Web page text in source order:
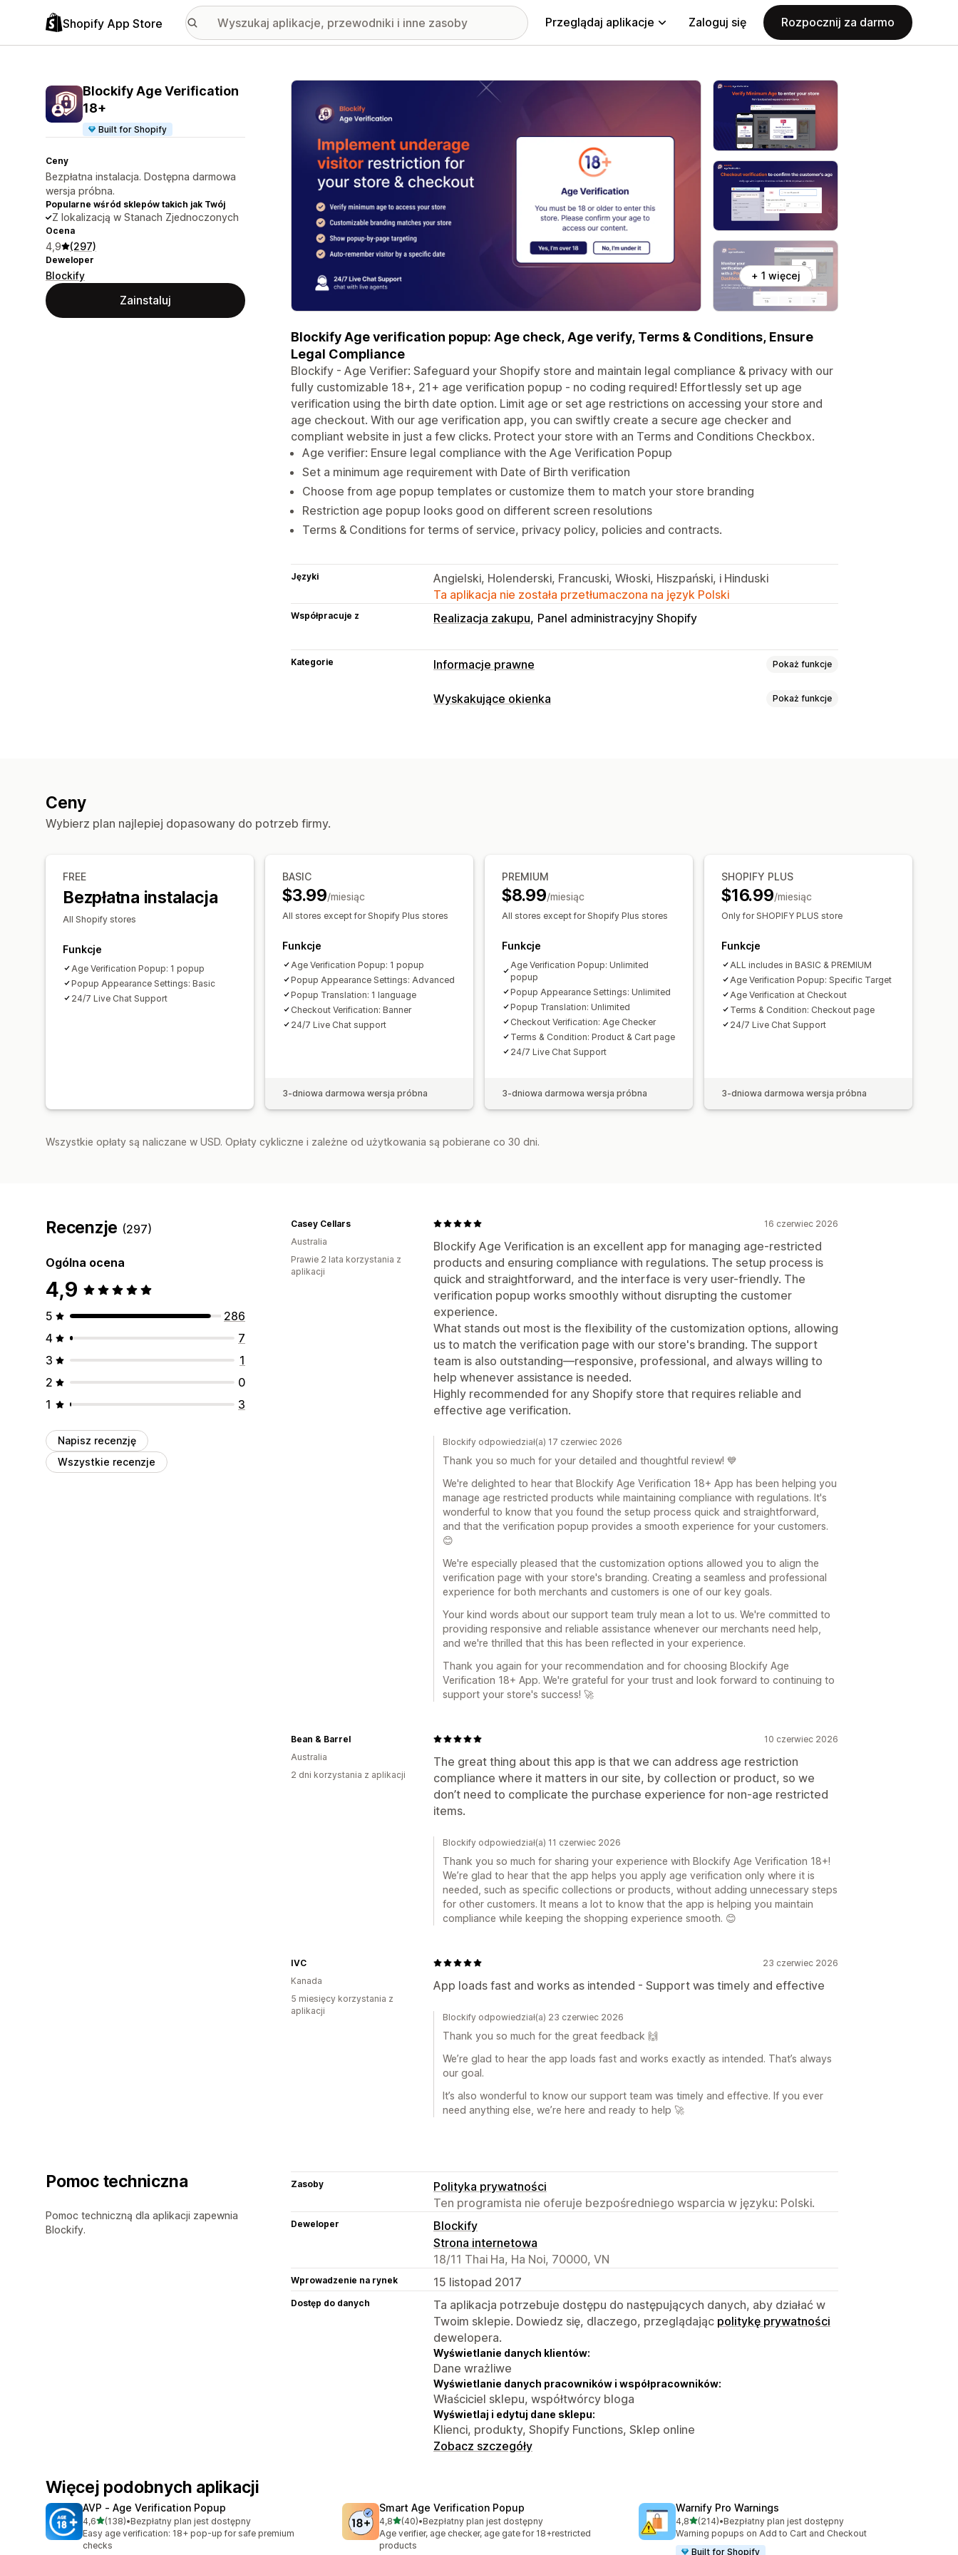
Shopify App Store Przeglądaj aplikacje Zaloguj się Rozpocznij za darmo
Blockify Age Verification
18+
Built for Shopify
Ceny
Bezpłatna instalacja. Dostępna darmowa
wersja próbna.
Popularne wśród sklepów takich jak Twój
Z lokalizacją w Stanach Zjednoczonych
Ocena
4,9 (297)
Deweloper
Blockify
Zainstaluj
Wyróżnione obrazy w galerii
+ 1 więcej
Blockify Age verification popup: Age check, Age verify, Terms & Conditions, Ensure
Legal Compliance
Blockify - Age Verifier: Safeguard your Shopify store and maintain legal compliance & privacy with our
fully customizable 18+, 21+ age verification popup - no coding required! Effortlessly set up age
verification using the birth date option. Limit age or set age restrictions on accessing your store and
age checkout. With our age verification app, you can swiftly create a secure age checker and
compliant website in just a few clicks. Protect your store with an Terms and Conditions Checkbox.
Age verifier: Ensure legal compliance with the Age Verification Popup
Set a minimum age requirement with Date of Birth verification
Choose from age popup templates or customize them to match your store branding
Restriction age popup looks good on different screen resolutions
Terms & Conditions for terms of service, privacy policy, policies and contracts.
Języki
Angielski, Holenderski, Francuski, Włoski, Hiszpański, i Hinduski
Ta aplikacja nie została przetłumaczona na język Polski
Współpracuje z Realizacja zakupu Panel administracyjny Shopify
Kategorie Informacje prawne Pokaż funkcje
Zgodność
Wyskakujące okienka Pokaż funkcje
Ceny
Wybierz plan najlepiej dopasowany do potrzeb firmy.
FREE
Bezpłatna instalacja
All Shopify stores
Funkcje
Age Verification Popup: 1 popup
Popup Appearance Settings: Basic
24/7 Live Chat Support
BASIC
$3.99/miesiąc
All stores except for Shopify Plus stores
Funkcje
Age Verification Popup: 1 popup
Popup Appearance Settings: Advanced
Popup Translation: 1 language
Checkout Verification: Banner
24/7 Live Chat support
3-dniowa darmowa wersja próbna
PREMIUM
$8.99/miesiąc
All stores except for Shopify Plus stores
Funkcje
Age Verification Popup: Unlimited
popup
Popup Appearance Settings: Unlimited
Popup Translation: Unlimited
Checkout Verification: Age Checker
Terms & Condition: Product & Cart page
24/7 Live Chat Support
3-dniowa darmowa wersja próbna
SHOPIFY PLUS
$16.99/miesiąc
Only for SHOPIFY PLUS store
Funkcje
ALL includes in BASIC & PREMIUM
Age Verification Popup: Specific Target
Age Verification at Checkout
Terms & Condition: Checkout page
24/7 Live Chat Support
3-dniowa darmowa wersja próbna
Wszystkie opłaty są naliczane w USD. Opłaty cykliczne i zależne od użytkowania są pobierane co 30 dni.
Recenzje (297)
Ogólna ocena
4,9
5
286
4
7
3
1
2
0
1
3
Napisz recenzję
Wszystkie recenzje
16 czerwiec 2026
Blockify Age Verification is an excellent app for managing age-restricted
products and ensuring compliance with regulations. The setup process is
quick and straightforward, and the interface is very user-friendly. The
verification popup works smoothly without disrupting the customer
experience.
What stands out most is the flexibility of the customization options, allowing
us to match the verification page with our store's branding. The support
team is also outstanding—responsive, professional, and always willing to
help whenever assistance is needed.
Highly recommended for any Shopify store that requires reliable and
effective age verification.
Casey Cellars
Australia
Prawie 2 lata korzystania z
aplikacji
Blockify odpowiedział(a) 17 czerwiec 2026
Thank you so much for your detailed and thoughtful review! 💙
We're delighted to hear that Blockify Age Verification 18+ App has been helping you
manage age restricted products while maintaining compliance with regulations. It's
wonderful to know that you found the setup process quick and straightforward,
and that the verification popup provides a smooth experience for your customers.
😊
We're especially pleased that the customization options allowed you to align the
verification page with your store's branding. Creating a seamless and professional
experience for both merchants and customers is one of our key goals.
Your kind words about our support team truly mean a lot to us. We're committed to
providing responsive and reliable assistance whenever our merchants need help,
and we're thrilled that this has been reflected in your experience.
Thank you again for your recommendation and for choosing Blockify Age
Verification 18+ App. We're grateful for your trust and look forward to continuing to
support your store's success! 🚀
10 czerwiec 2026
The great thing about this app is that we can address age restriction
compliance where it matters in our site, by collection or product, so we
don’t need to complicate the purchase experience for non-age restricted
items.
Bean & Barrel
Australia
2 dni korzystania z aplikacji
Blockify odpowiedział(a) 11 czerwiec 2026
Thank you so much for sharing your experience with Blockify Age Verification 18+!
We’re glad to hear that the app helps you apply age verification only where it is
needed, such as specific collections or products, without adding unnecessary steps
for other customers. It means a lot to know that the app is helping you maintain
compliance while keeping the shopping experience smooth. 😊
23 czerwiec 2026
App loads fast and works as intended - Support was timely and effective
IVC
Kanada
5 miesięcy korzystania z
aplikacji
Blockify odpowiedział(a) 23 czerwiec 2026
Thank you so much for the great feedback 🙌
We’re glad to hear the app loads fast and works exactly as intended. That’s always
our goal.
It’s also wonderful to know our support team was timely and effective. If you ever
need anything else, we’re here and ready to help 🚀
Pomoc techniczna
Pomoc techniczną dla aplikacji zapewnia
Blockify.
Zasoby
Polityka prywatności
Ten programista nie oferuje bezpośredniego wsparcia w języku: Polski.
Deweloper
Blockify
Strona internetowa
18/11 Thai Ha, Ha Noi, 70000, VN
Wprowadzenie na rynek 15 listopad 2017
Dostęp do danych
Ta aplikacja potrzebuje dostępu do następujących danych, aby działać w
Twoim sklepie. Dowiedz się, dlaczego, przeglądając politykę prywatności
dewelopera.
Wyświetlanie danych klientów:
Dane wrażliwe
Wyświetlanie danych pracowników i współpracowników:
Właściciel sklepu, współtwórcy bloga
Wyświetlaj i edytuj dane sklepu:
Klienci, produkty, Shopify Functions, Sklep online
Zobacz szczegóły
Więcej podobnych aplikacji
AVP ‑ Age Verification Popup
4,6na 5 gwiazdek
(138)
Łączna liczba recenzji: 138
•Bezpłatny plan jest dostępny
Easy age verification: 18+ pop-up for safe premium
checks
Smart Age Verification Popup
4,8na 5 gwiazdek
(40)
Łączna liczba recenzji: 40
•Bezpłatny plan jest dostępny
Age verifier, age checker, age gate for 18+restricted
products
Warnify Pro Warnings
4,8na 5 gwiazdek
(214)
Łączna liczba recenzji: 214
•Bezpłatny plan jest dostępny
Warning popups on Add to Cart and Checkout
Built for Shopify